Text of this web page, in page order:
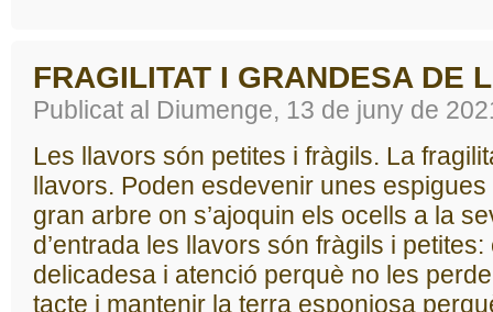
FRAGILITAT I GRANDESA DE
Publicat al Diumenge, 13 de juny de
Les llavors són petites i fràgils. La
llavors. Poden esdevenir unes
gran arbre on s’ajoquin els ocells a la
d’entrada les llavors són fràgils i
delicadesa i atenció perquè no les
tacte i mantenir la terra esponjosa